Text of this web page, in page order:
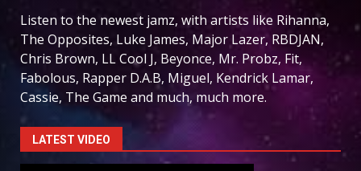
Listen to the newest jamz, with artists like Rihanna,
The Opposites, Luke James, Major Lazer, RBDJAN,
Chris Brown, LL Cool J, Beyonce, Mr. Probz, Fit,
Fabolous, Rapper D.A.B, Miguel, Kendrick Lamar,
Cassie, The Game and much, much more.
LATEST VIDEO